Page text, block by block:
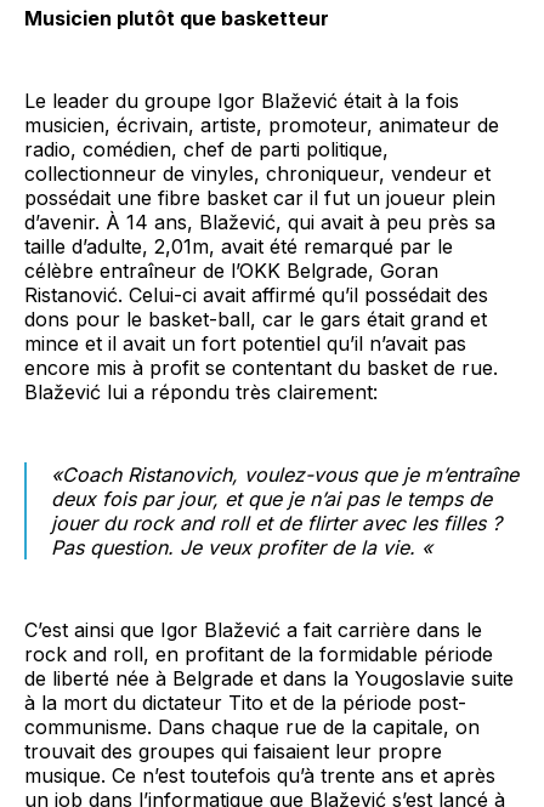
Musicien plutôt que basketteur
Le leader du groupe Igor Blažević était à la fois
musicien, écrivain, artiste, promoteur, animateur de
radio, comédien, chef de parti politique,
collectionneur de vinyles, chroniqueur, vendeur et
possédait une fibre basket car il fut un joueur plein
d’avenir. À 14 ans, Blažević, qui avait à peu près sa
taille d’adulte, 2,01m, avait été remarqué par le
célèbre entraîneur de l’OKK Belgrade, Goran
Ristanović. Celui-ci avait affirmé qu’il possédait des
dons pour le basket-ball, car le gars était grand et
mince et il avait un fort potentiel qu’il n’avait pas
encore mis à profit se contentant du basket de rue.
Blažević lui a répondu très clairement:
«Coach Ristanovich, voulez-vous que je m’entraîne
deux fois par jour, et que je n’ai pas le temps de
jouer du rock and roll et de flirter avec les filles ?
Pas question. Je veux profiter de la vie. «
C’est ainsi que Igor Blažević a fait carrière dans le
rock and roll, en profitant de la formidable période
de liberté née à Belgrade et dans la Yougoslavie suite
à la mort du dictateur Tito et de la période post-
communisme. Dans chaque rue de la capitale, on
trouvait des groupes qui faisaient leur propre
musique. Ce n’est toutefois qu’à trente ans et après
un job dans l’informatique que Blažević s’est lancé à